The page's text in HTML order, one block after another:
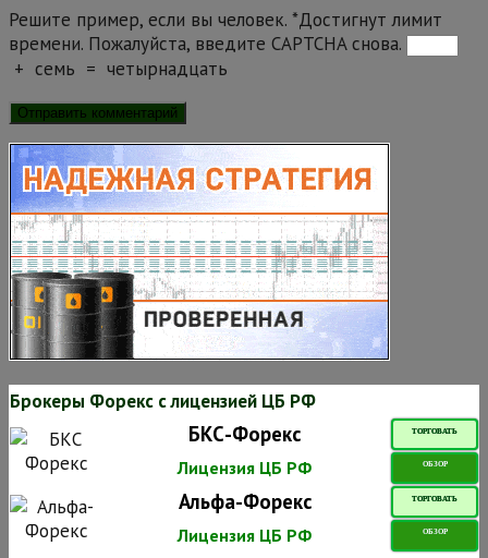
Решите пример, если вы человек. *Достигнут лимит
времени. Пожалуйста, введите CAPTCHA снова.
+ семь = четырнадцать
Брокеры Форекс с лицензией ЦБ РФ
БКС-Форекс ТОРГОВАТЬ
Лицензия ЦБ РФ ОБЗОР
Альфа-Форекс ТОРГОВАТЬ
Лицензия ЦБ РФ ОБЗОР